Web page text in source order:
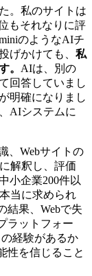
。私のサイトは
もそれなりに評
のようなAIチ
げかけても、 私
。 AIは、別の
回答していまし
明確になりまし
AIシステムに
、Webサイトの
解釈し、評価
小企業200件以
当に求められ
結果、Webで失
ラットフォー
経験があるか
性を信じること